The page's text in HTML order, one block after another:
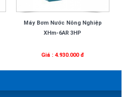
Máy Bơm Nước Nông Nghiệp
XHm-6AR 3HP
Giá : 4.930.000 đ